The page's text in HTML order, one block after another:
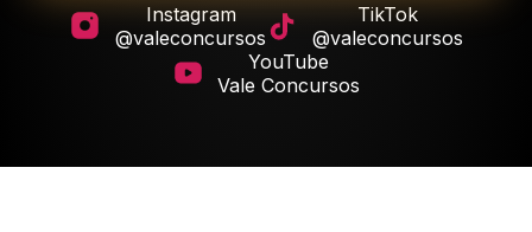
Instagram
@valeconcursos
TikTok
@valeconcursos
YouTube
Vale Concursos